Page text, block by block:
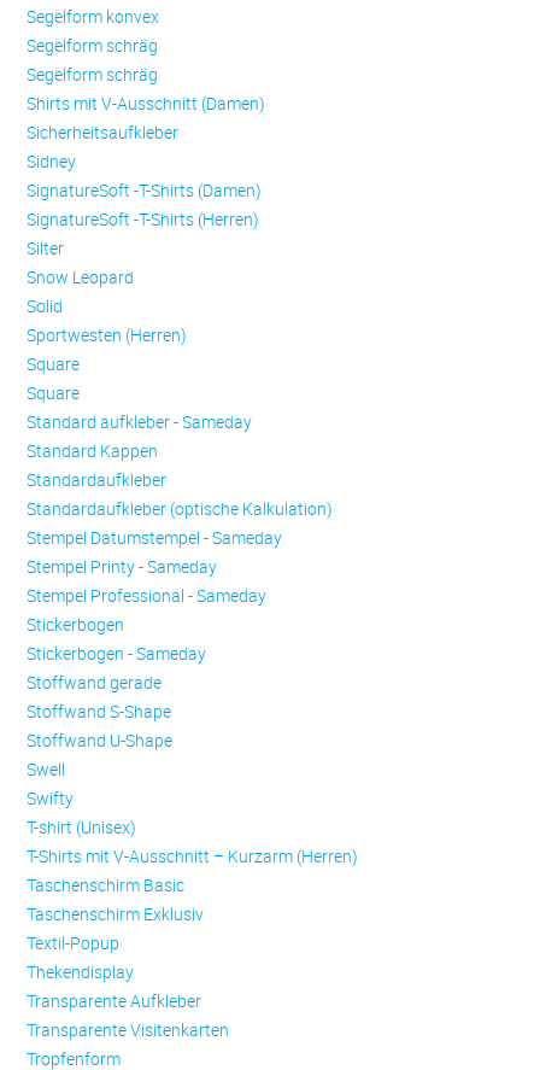
Se­gel­form konvex
Se­gel­form schräg
Se­gel­form schräg
Shirts mit V-Ausschnitt (Damen)
Sicherheitsaufkleber
Sidney
SignatureSoft -T-Shirts (Damen)
SignatureSoft -T-Shirts (Herren)
Silter
Snow Leopard
Solid
Sportwesten (Herren)
Square
Square
Standard aufkleber - Sameday
Standard Kappen
Standardaufkleber
Standardaufkleber (optische Kalkulation)
Stempel Datumstempel - Sameday
Stempel Printy - Sameday
Stempel Professional - Sameday
Stickerbogen
Stickerbogen - Sameday
Stoffwand gerade
Stoffwand S-Shape
Stoffwand U-Shape
Swell
Swifty
T-shirt (Unisex)
T-Shirts mit V-Ausschnitt – Kurzarm (Herren)
Taschenschirm Basic
Taschenschirm Exklusiv
Textil-Popup
Thekendisplay
Transparente Aufkleber
Transparente Visitenkarten
Trop­fen­form